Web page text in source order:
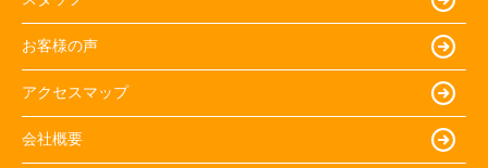
お客様の声
アクセスマップ
会社概要